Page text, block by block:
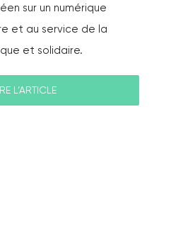
sur un numérique
et au service de la
et solidaire.
L’ARTICLE